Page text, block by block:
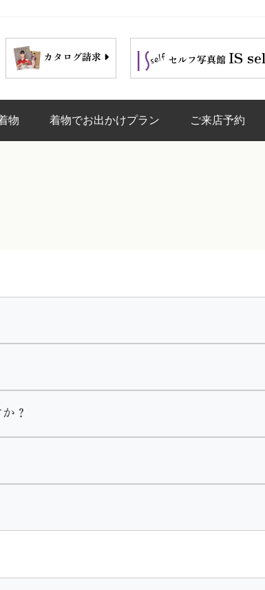
カタログ請求 セルフ写真館 IS
物 着物でお出かけプラン ご来店予約
？
かかります。
意が必要となります。